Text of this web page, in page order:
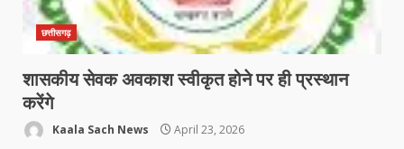
छत्तीसगढ़
शासकीय सेवक अवकाश स्वीकृत होने पर ही प्रस्थान
करेंगे
Kaala Sach News April 23, 2026